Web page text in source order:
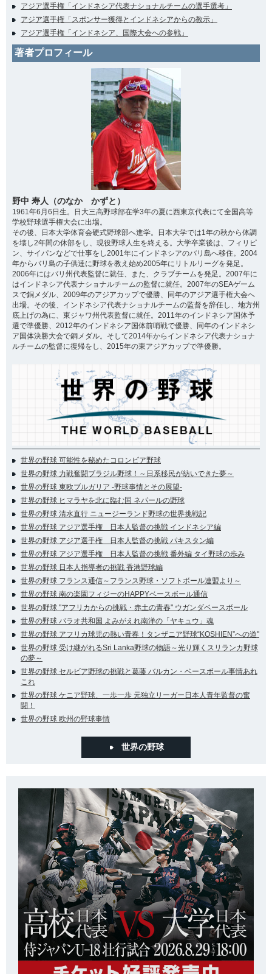
アジア選手権「インドネシア代表ナショナルチームの選手選考」
アジア選手権「スポンサー獲得とインドネシアからの教示」
アジア選手権「インドネシア、国際大会への参戦」
著者プロフィール
野中 寿人（のなか かずと）
1961年6月6日生。日大三高野球部在学3年の夏に西東京代表にて全国高等
学校野球選手権大会に出場。
その後、日本大学体育会硬式野球部へ進学。日本大学では1年の秋から体調
を壊し2年間の休部をし、現役野球人生を終える。大学卒業後は、フィリピ
ン、サイパンなどで仕事をし2001年にインドネシアのバリ島へ移住。2004
年からバリ島の子供達に野球を教え始め2005年にリトルリーグを発足。
2006年にはバリ州代表監督に就任、また、クラブチームを発足。2007年に
はインドネシア代表ナショナルチームの監督に就任。2007年のSEAゲーム
スで銅メダル、2009年のアジアカップで優勝、同年のアジア選手権大会へ
出場。その後、インドネシア代表ナショナルチームの監督を辞任し、地方州
底上げの為に、東ジャワ州代表監督に就任。2011年のインドネシア国体予
選で準優勝、2012年のインドネシア国体前哨戦で優勝、同年のインドネシ
ア国体決勝大会で銅メダル。そして2014年からインドネシア代表ナショナ
ルチームの監督に復帰をし、2015年の東アジアカップで準優勝。
世界の野球 可能性を秘めたコロンビア野球
世界の野球 力戦奮闘ブラジル野球！～日系移民が紡いできた夢～
世界の野球 東欧ブルガリア -野球事情とその展望-
世界の野球 ヒマラヤを北に臨む国 ネパールの野球
世界の野球 清水直行 ニュージーランド野球の世界挑戦記
世界の野球 アジア選手権 日本人監督の挑戦 インドネシア編
世界の野球 アジア選手権 日本人監督の挑戦 パキスタン編
世界の野球 アジア選手権 日本人監督の挑戦 番外編 タイ野球の歩み
世界の野球 日本人指導者の挑戦 香港野球編
世界の野球 フランス通信～フランス野球・ソフトボール連盟より～
世界の野球 南の楽園フィジーのHAPPYベースボール通信
世界の野球 "アフリカからの挑戦・赤土の青春" ウガンダベースボール
世界の野球 パラオ共和国 よみがえれ南洋の「ヤキュウ」魂
世界の野球 アフリカ球児の熱い青春！タンザニア野球“KOSHIEN”への道"
世界の野球 受け継がれるSri Lanka野球の物語～光り輝くスリランカ野球
の夢～
世界の野球 セルビア野球の挑戦と葛藤 バルカン・ベースボール事情あれ
これ
世界の野球 ケニア野球、一歩一歩 元独立リーガー日本人青年監督の奮
闘！
世界の野球 欧州の野球事情
世界の野球